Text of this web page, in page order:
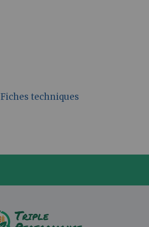
Fiches techniques